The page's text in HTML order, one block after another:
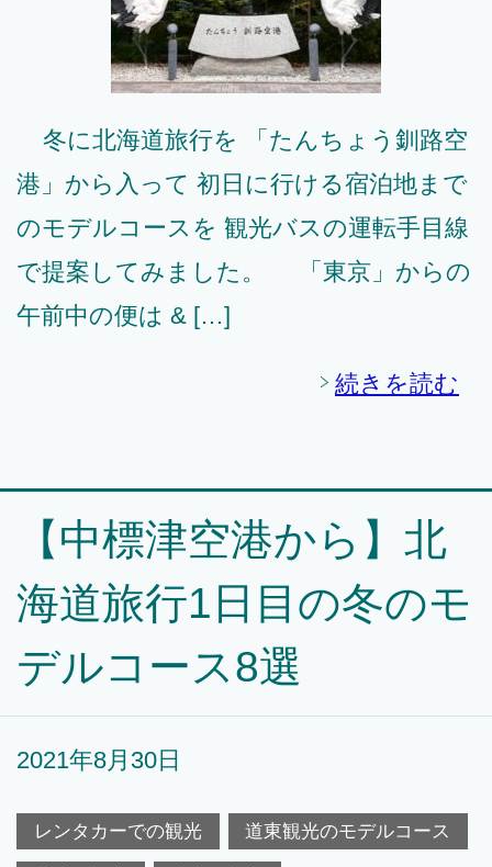
冬に北海道旅行を 「たんちょう釧路空
港」から入って 初日に行ける宿泊地まで
のモデルコースを 観光バスの運転手目線
で提案してみました。 「東京」からの
午前中の便は & […]
続きを読む
【中標津空港から】北
海道旅行1日目の冬のモ
デルコース8選
2021年8月30日
レンタカーでの観光 道東観光のモデルコース